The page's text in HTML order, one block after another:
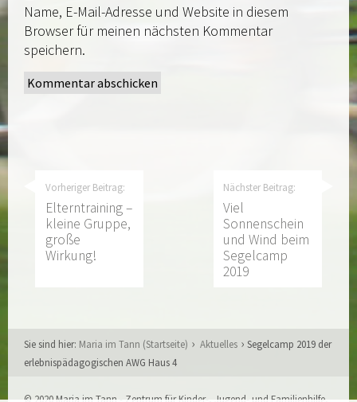
Name, E-Mail-Adresse und Website in diesem
Browser für meinen nächsten Kommentar
speichern.
Vorheriger Beitrag:
Elterntraining –
kleine Gruppe,
große
Wirkung!
Nächster Beitrag:
Viel
Sonnenschein
und Wind beim
Segelcamp
2019
Sie sind hier: Maria im Tann (Startseite) Aktuelles
Segelcamp 2019 der
erlebnispädagogischen AWG Haus 4
© 2020 Maria im Tann - Zentrum für Kinder-, Jugend- und Familienhilfe,